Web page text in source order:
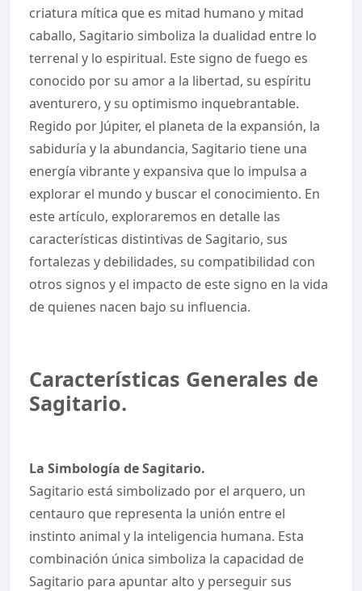
criatura mítica que es mitad humano y mitad
caballo, Sagitario simboliza la dualidad entre lo
terrenal y lo espiritual. Este signo de fuego es
conocido por su amor a la libertad, su espíritu
aventurero, y su optimismo inquebrantable.
Regido por Júpiter, el planeta de la expansión, la
sabiduría y la abundancia, Sagitario tiene una
energía vibrante y expansiva que lo impulsa a
explorar el mundo y buscar el conocimiento. En
este artículo, exploraremos en detalle las
características distintivas de Sagitario, sus
fortalezas y debilidades, su compatibilidad con
otros signos y el impacto de este signo en la vida
de quienes nacen bajo su influencia.
Características Generales de
Sagitario.
La Simbología de Sagitario.
Sagitario está simbolizado por el arquero, un
centauro que representa la unión entre el
instinto animal y la inteligencia humana. Esta
combinación única simboliza la capacidad de
Sagitario para apuntar alto y perseguir sus